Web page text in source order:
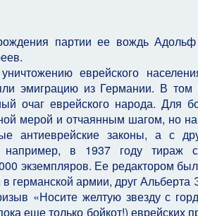
партии ее вождь
еврейского
эмиграцию из Германии. В
очаг еврейского народа. Для
мерой и отчаянным шагом, но
антиеврейские законы, а с
например, в 1937 году тираж
экземпляров. Ее редактором
германской армии, друг Альберта
«Носите желтую звезду с
еще только бойкот!) еврейских